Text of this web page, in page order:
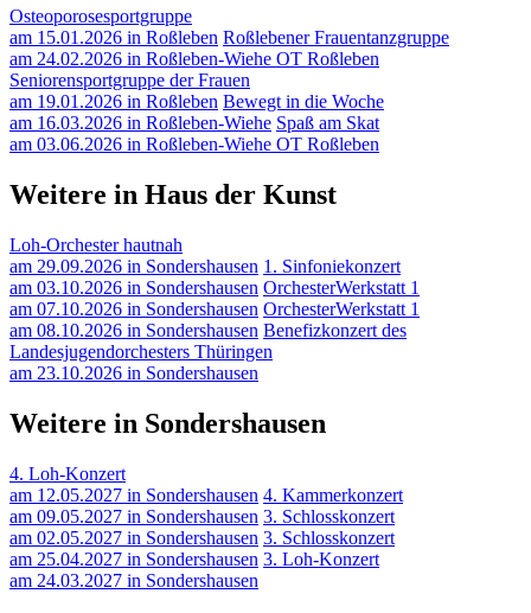
Osteoporosesportgruppe
am 15.01.2026 in Roßleben Roßlebener Frauentanzgruppe
am 24.02.2026 in Roßleben-Wiehe OT Roßleben
Seniorensportgruppe der Frauen
am 19.01.2026 in Roßleben Bewegt in die Woche
am 16.03.2026 in Roßleben-Wiehe Spaß am Skat
am 03.06.2026 in Roßleben-Wiehe OT Roßleben
Weitere in Haus der Kunst
Loh-Orchester hautnah
am 29.09.2026 in Sondershausen 1. Sinfoniekonzert
am 03.10.2026 in Sondershausen OrchesterWerkstatt 1
am 07.10.2026 in Sondershausen OrchesterWerkstatt 1
am 08.10.2026 in Sondershausen Benefizkonzert des
Landesjugendorchesters Thüringen
am 23.10.2026 in Sondershausen
Weitere in Sondershausen
4. Loh-Konzert
am 12.05.2027 in Sondershausen 4. Kammerkonzert
am 09.05.2027 in Sondershausen 3. Schlosskonzert
am 02.05.2027 in Sondershausen 3. Schlosskonzert
am 25.04.2027 in Sondershausen 3. Loh-Konzert
am 24.03.2027 in Sondershausen